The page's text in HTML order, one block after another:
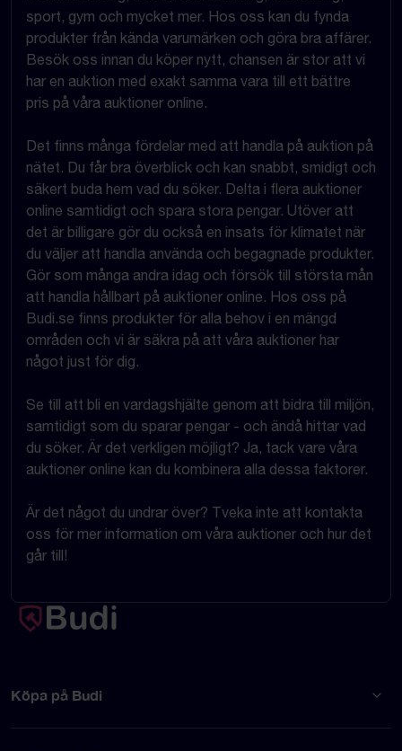
sport, gym och mycket mer. Hos oss kan du fynda
produkter från kända varumärken och göra bra affärer.
Besök oss innan du köper nytt, chansen är stor att vi
har en auktion med exakt samma vara till ett bättre
pris på våra auktioner online.
Det finns många fördelar med att handla på auktion på
nätet. Du får bra överblick och kan snabbt, smidigt och
säkert buda hem vad du söker. Delta i flera auktioner
online samtidigt och spara stora pengar. Utöver att
det är billigare gör du också en insats för klimatet när
du väljer att handla använda och begagnade produkter.
Gör som många andra idag och försök till största mån
att handla hållbart på auktioner online. Hos oss på
Budi.se finns produkter för alla behov i en mängd
områden och vi är säkra på att våra auktioner har
något just för dig.
Se till att bli en vardagshjälte genom att bidra till miljön,
samtidigt som du sparar pengar - och ändå hittar vad
du söker. Är det verkligen möjligt? Ja, tack vare våra
auktioner online kan du kombinera alla dessa faktorer.
Är det något du undrar över? Tveka inte att kontakta
oss för mer information om våra auktioner och hur det
går till!
Köpa på Budi